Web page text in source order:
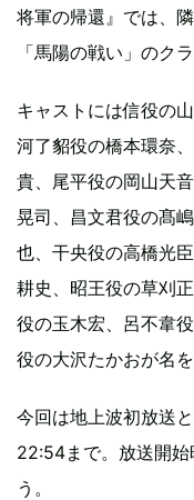
将軍の帰還』では、
「馬陽の戦い」のク
キャストには信役の
河了貂役の橋本環奈
貴、尾平役の岡山天
晃司、昌文君役の髙
也、干央役の高橋光
耕史、昭王役の草刈
役の玉木宏、呂不韋
役の大沢たかおが名を
今回は地上波初放送
22:54まで。放送開始
う。